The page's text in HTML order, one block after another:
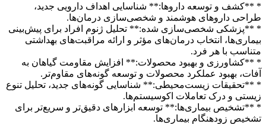
* **کشف و توسعه داروها:** شناسایی اهداف دارویی جدید،
طراحی داروهای هوشمند و شخصی‌سازی درمان‌ها.
* **پزشکی شخصی‌سازی شده:** تحلیل ژنوم افراد برای پیش‌بینی
بیماری‌ها، انتخاب درمان‌های مؤثر و ارائه مراقبت‌های بهداشتی
متناسب با هر فرد.
* **کشاورزی و بهبود محصولات:** افزایش مقاومت گیاهان به
آفات، بهبود عملکرد محصولات و توسعه گونه‌های مقاوم‌تر.
* **تحقیقات زیست‌محیطی:** شناسایی گونه‌های جدید، تحلیل تنوع
زیستی و درک تعاملات اکوسیستم‌ها.
* **تشخیص بیماری‌ها:** توسعه ابزارهای دقیق‌تر و سریع‌تر برای
تشخیص زودهنگام بیماری‌ها.